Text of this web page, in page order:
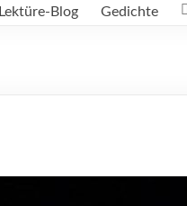
Lektüre-Blog Gedichte